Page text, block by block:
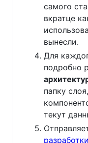
самого
вкратце
вынесли.
Для
подробно
папку
текут
разработки